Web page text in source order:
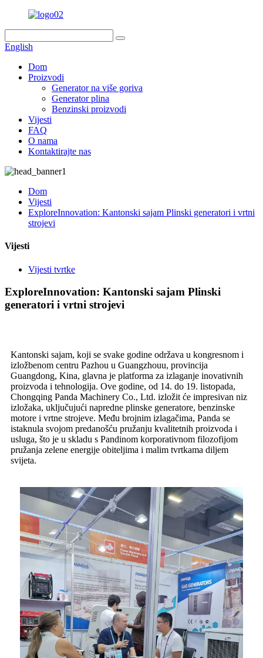
English
Dom
Proizvodi
Generator na više goriva
Generator plina
Benzinski proizvodi
Vijesti
FAQ
O nama
Kontaktirajte nas
Dom
Vijesti
ExploreInnovation: Kantonski sajam Plinski generatori i vrtni
strojevi
Vijesti
Vijesti tvrtke
ExploreInnovation: Kantonski sajam Plinski
generatori i vrtni strojevi
Kantonski sajam, koji se svake godine održava u kongresnom i
izložbenom centru Pazhou u Guangzhouu, provincija
Guangdong, Kina, glavna je platforma za izlaganje inovativnih
proizvoda i tehnologija. Ove godine, od 14. do 19. listopada,
Chongqing Panda Machinery Co., Ltd. izložit će impresivan niz
izložaka, uključujući napredne plinske generatore, benzinske
motore i vrtne strojeve. Među brojnim izlagačima, Panda se
istaknula svojom predanošću pružanju kvalitetnih proizvoda i
usluga, što je u skladu s Pandinom korporativnom filozofijom
pružanja zelene energije obiteljima i malim tvrtkama diljem
svijeta.